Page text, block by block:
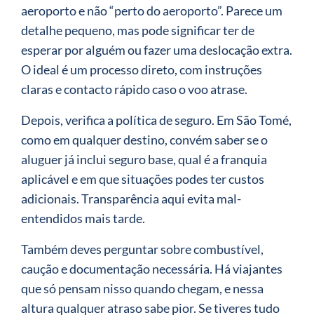
aeroporto e não “perto do aeroporto”. Parece um
detalhe pequeno, mas pode significar ter de
esperar por alguém ou fazer uma deslocação extra.
O ideal é um processo direto, com instruções
claras e contacto rápido caso o voo atrase.
Depois, verifica a política de seguro. Em São Tomé,
como em qualquer destino, convém saber se o
aluguer já inclui seguro base, qual é a franquia
aplicável e em que situações podes ter custos
adicionais. Transparência aqui evita mal-
entendidos mais tarde.
Também deves perguntar sobre combustível,
caução e documentação necessária. Há viajantes
que só pensam nisso quando chegam, e nessa
altura qualquer atraso sabe pior. Se tiveres tudo